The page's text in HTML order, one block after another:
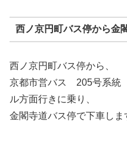
西ノ京円町バス停から金
西ノ京円町バス停から、
京都市営バス 205号系統
ル方面行きに乗り、
金閣寺道バス停で下車しま